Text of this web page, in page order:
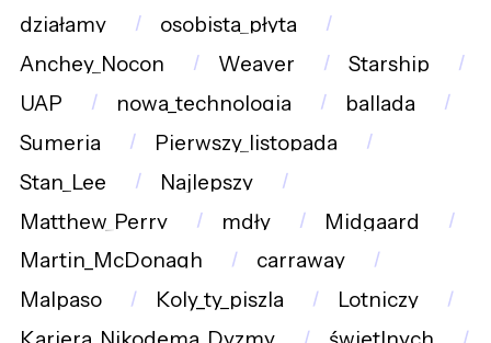
działamy
osobista_płyta
Anchey_Nocon
Weaver
Starship
UAP
nowa_technologia
ballada
Sumeria
Pierwszy_listopada
Stan_Lee
Najlepszy
Matthew_Perry
mdły
Midgaard
Martin_McDonagh
carraway
Malpaso
Koly_ty_piszla
Lotniczy